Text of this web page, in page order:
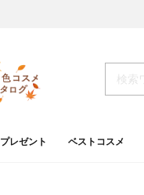
プレゼント ベストコスメ